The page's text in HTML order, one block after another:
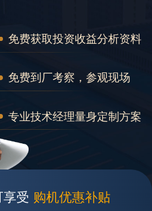
免费获取投资收益分析资料
免费到厂考察，参观现场
专业技术经理量身定制方案
受 购机优惠补贴